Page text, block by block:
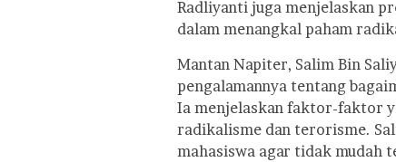
Radliyanti juga menjelaskan
dalam menangkal paham
Mantan Napiter, Salim Bin
pengalamannya tentang
Ia menjelaskan faktor-faktor
radikalisme dan terorisme.
mahasiswa agar tidak mudah